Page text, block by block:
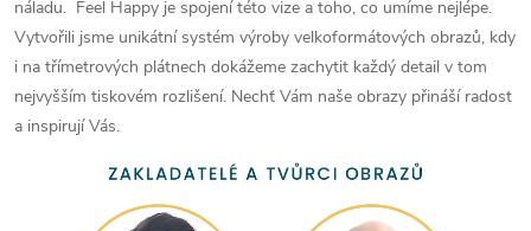
náladu. Feel Happy je spojení této vize a toho, co umíme nejlépe.
Vytvořili jsme unikátní systém výroby velkoformátových obrazů, kdy
i na třímetrových plátnech dokážeme zachytit každý detail v tom
nejvyšším tiskovém rozlišení. Nechť Vám naše obrazy přináší radost
a inspirují Vás.